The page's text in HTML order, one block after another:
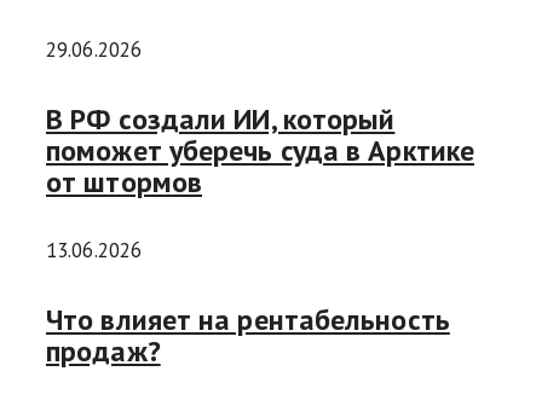
29.06.2026
В РФ создали ИИ, который
поможет уберечь суда в Арктике
от штормов
13.06.2026
Что влияет на рентабельность
продаж?